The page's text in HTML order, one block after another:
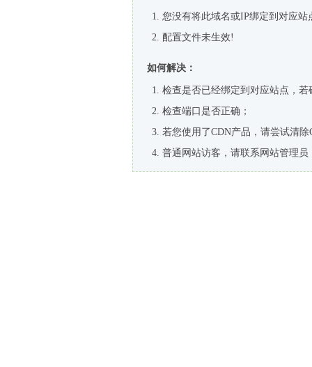
您没有将此域名或IP绑定到对应站
配置文件未生效!
如何解决：
检查是否已经绑定到对应站点，
检查端口是否正确；
若您使用了CDN产品，请尝试清除
普通网站访客，请联系网站管理员